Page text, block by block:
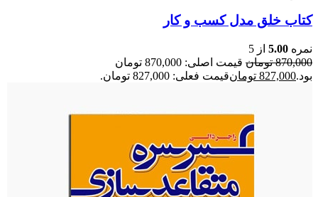
کتاب خلق مدل کسب و کار
نمره 5.00 از 5
870,000 تومان
قیمت اصلی: 870,000 تومان
بود.827,000 تومانقیمت فعلی: 827,000 تومان.